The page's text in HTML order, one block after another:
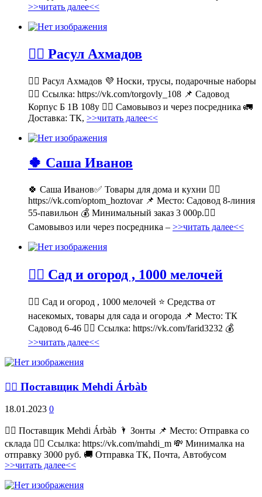
>>читать далее<<
💁‍♂ Расул Ахмадов
💁‍♂ Расул Ахмадов 💜 Носки, трусы, подарочные наборы
👉🏻 Ссылка: https://vk.com/torgovly_108 📌 Садовод
Корпус Б 1В 108у 🚶‍♂ Самовывоз и через посредника 🚛
Доставка: ТК, >>читать далее<<
🍀 Саша Иванов
🍀 Саша Иванов✅ Товары для дома и кухни 👉🏻
https://vk.com/optom_hoztovar 📌 Место: Садовод 8-линия
55-павильон 💰 Минимальный заказ 3 000р.🚶‍♀
Самовывоз или через посредника – >>читать далее<<
💁‍♂ Сад и огород , 1000 мелочей
💁‍♂ Сад и огород , 1000 мелочей ⭐ Средства от
насекомых, товары для сада и огорода 📌 Место: ТК
Садовод 6-46 👉🏻 Ссылка: https://vk.com/farid3232 💰
>>читать далее<<
💁‍♂ Поставщик Mehdi Árbàb
18.01.2023 0
💁‍♂ Поставщик Mehdi Árbàb 🌂 Зонты 📌 Место: Отправка со
склада 👉🏻 Ссылка: https://vk.com/mahdi_m 💸 Минималка на
отправку 3000 руб. 🚚 Отправка ТК, Почта, Автобусом
>>читать далее<<